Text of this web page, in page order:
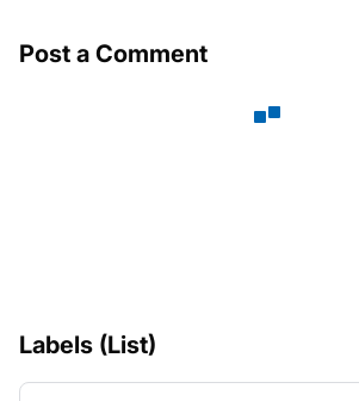
Post a Comment
Labels (List)